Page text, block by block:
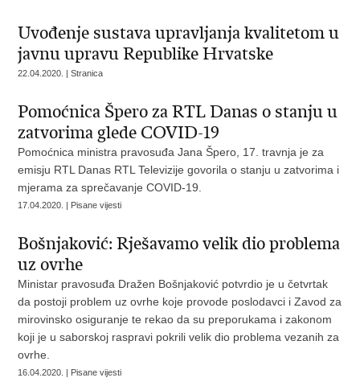
Uvođenje sustava upravljanja kvalitetom u
javnu upravu Republike Hrvatske
22.04.2020. | Stranica
Pomoćnica Špero za RTL Danas o stanju u
zatvorima glede COVID-19
Pomoćnica ministra pravosuđa Jana Špero, 17. travnja je za
emisju RTL Danas RTL Televizije govorila o stanju u zatvorima i
mjerama za sprečavanje COVID-19.
17.04.2020. | Pisane vijesti
Bošnjaković: Rješavamo velik dio problema
uz ovrhe
Ministar pravosuđa Dražen Bošnjaković potvrdio je u četvrtak
da postoji problem uz ovrhe koje provode poslodavci i Zavod za
mirovinsko osiguranje te rekao da su preporukama i zakonom
koji je u saborskoj raspravi pokrili velik dio problema vezanih za
ovrhe.
16.04.2020. | Pisane vijesti